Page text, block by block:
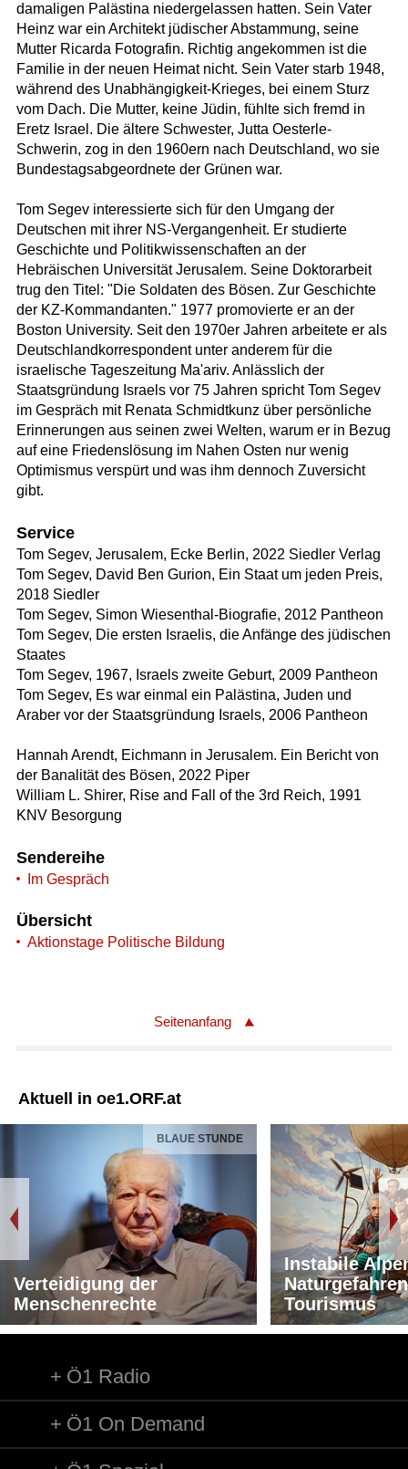
damaligen Palästina niedergelassen hatten. Sein Vater
Heinz war ein Architekt jüdischer Abstammung, seine
Mutter Ricarda Fotografin. Richtig angekommen ist die
Familie in der neuen Heimat nicht. Sein Vater starb 1948,
während des Unabhängigkeit-Krieges, bei einem Sturz
vom Dach. Die Mutter, keine Jüdin, fühlte sich fremd in
Eretz Israel. Die ältere Schwester, Jutta Oesterle-
Schwerin, zog in den 1960ern nach Deutschland, wo sie
Bundestagsabgeordnete der Grünen war.
Tom Segev interessierte sich für den Umgang der
Deutschen mit ihrer NS-Vergangenheit. Er studierte
Geschichte und Politikwissenschaften an der
Hebräischen Universität Jerusalem. Seine Doktorarbeit
trug den Titel: "Die Soldaten des Bösen. Zur Geschichte
der KZ-Kommandanten." 1977 promovierte er an der
Boston University. Seit den 1970er Jahren arbeitete er als
Deutschlandkorrespondent unter anderem für die
israelische Tageszeitung Ma'ariv. Anlässlich der
Staatsgründung Israels vor 75 Jahren spricht Tom Segev
im Gespräch mit Renata Schmidtkunz über persönliche
Erinnerungen aus seinen zwei Welten, warum er in Bezug
auf eine Friedenslösung im Nahen Osten nur wenig
Optimismus verspürt und was ihm dennoch Zuversicht
gibt.
Service
Tom Segev, Jerusalem, Ecke Berlin, 2022 Siedler Verlag
Tom Segev, David Ben Gurion, Ein Staat um jeden Preis,
2018 Siedler
Tom Segev, Simon Wiesenthal-Biografie, 2012 Pantheon
Tom Segev, Die ersten Israelis, die Anfänge des jüdischen
Staates
Tom Segev, 1967, Israels zweite Geburt, 2009 Pantheon
Tom Segev, Es war einmal ein Palästina, Juden und
Araber vor der Staatsgründung Israels, 2006 Pantheon
Hannah Arendt, Eichmann in Jerusalem. Ein Bericht von
der Banalität des Bösen, 2022 Piper
William L. Shirer, Rise and Fall of the 3rd Reich, 1991
KNV Besorgung
Sendereihe
Im Gespräch
Übersicht
Aktionstage Politische Bildung
Seitenanfang
Aktuell in oe1.ORF.at
BLAUE STUNDE
Verteidigung der
Menschenrechte
Instabile
Tourismus
Ö1 Radio
Ö1 On Demand